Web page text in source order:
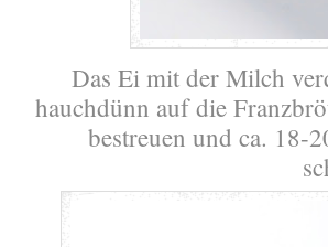
Das Ei mit der Milch
hauchdünn auf die
bestreuen und ca. 18-